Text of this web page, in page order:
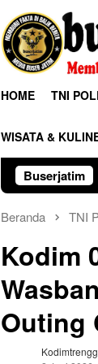
HOME TNI
WISATA &
Buserjatim
Beranda TNI
Kodim
Outing